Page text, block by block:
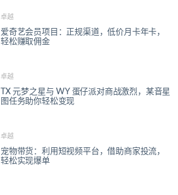
卓越
爱奇艺会员项目：正规渠道，低价月卡年卡，
轻松赚取佣金
卓越
TX 元梦之星与 WY 蛋仔派对商战激烈，某音星
图任务助你轻松变现
卓越
宠物带货：利用短视频平台，借助商家投流，
轻松实现爆单